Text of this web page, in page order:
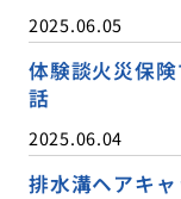
2025.06.05
体験談火災保
話
2025.06.04
排水溝ヘアキ